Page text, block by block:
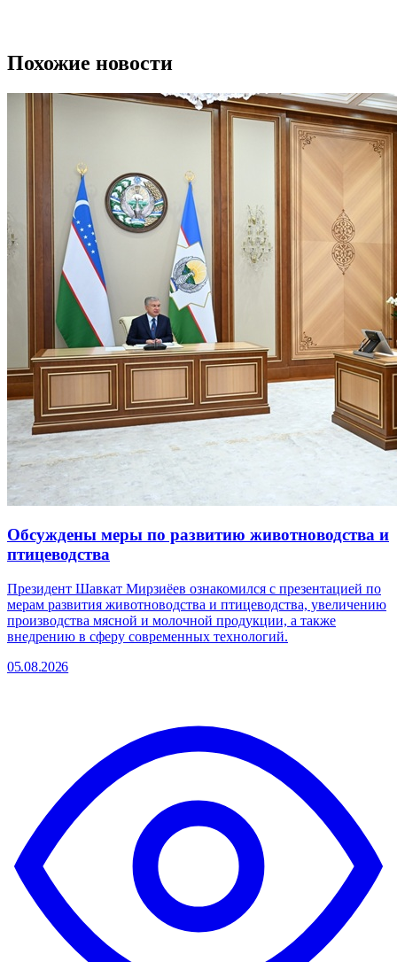
Похожие новости
Обсуждены меры по развитию животноводства и
птицеводства
Президент Шавкат Мирзиёев ознакомился с презентацией по
мерам развития животноводства и птицеводства, увеличению
производства мясной и молочной продукции, а также
внедрению в сферу современных технологий.
05.08.2026